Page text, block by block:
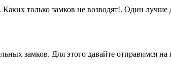
только замков не возводят!. Один
замков. Для этого давайте отправимся